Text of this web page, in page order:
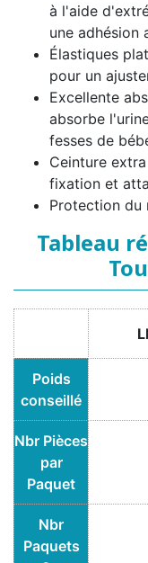
à l'aide
une adhésion
Élastiques
pour un
Excellente
absorbe
fesses de
Ceinture
fixation et
Protection du
Tableau
Poids
conseillé
Nbr Pièces
par
Paquet
Nbr
Paquets